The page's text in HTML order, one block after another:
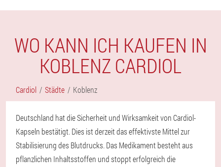
WO KANN ICH KAUFEN IN
KOBLENZ CARDIOL
Cardiol Städte Koblenz
Deutschland hat die Sicherheit und Wirksamkeit von Cardiol-
Kapseln bestätigt. Dies ist derzeit das effektivste Mittel zur
Stabilisierung des Blutdrucks. Das Medikament besteht aus
pflanzlichen Inhaltsstoffen und stoppt erfolgreich die